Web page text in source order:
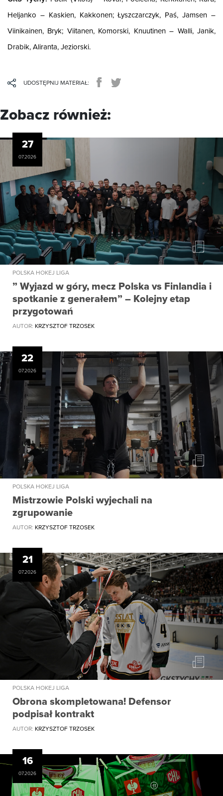
Heljanko – Kaskien, Kakkonen; Łyszczarczyk, Paś, Jamsen –
Viinikainen, Bryk; Viitanen, Komorski, Knuutinen – Walli, Janik,
Drabik, Aliranta, Jeziorski.
UDOSTĘPNIJ MATERIAŁ:
Zobacz również:
27
07.2026
POLSKA HOKEJ LIGA
” Wyjazd w góry, mecz Polska vs Finlandia i
spotkanie z generałem” – Kolejny etap
przygotowań
AUTOR: KRZYSZTOF TRZOSEK
22
07.2026
POLSKA HOKEJ LIGA
Mistrzowie Polski wyjechali na
zgrupowanie
AUTOR: KRZYSZTOF TRZOSEK
21
07.2026
POLSKA HOKEJ LIGA
Obrona skompletowana! Defensor
podpisał kontrakt
AUTOR: KRZYSZTOF TRZOSEK
16
07.2026